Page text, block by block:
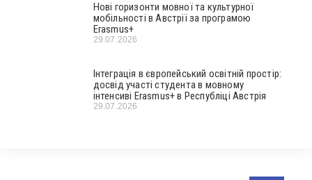
Нові горизонти мовної та культурної
мобільності в Австрії за програмою
Erasmus+
29.07.2026
Інтеграція в європейський освітній простір:
досвід участі студента в мовному
інтенсиві Erasmus+ в Республіці Австрія
29.07.2026